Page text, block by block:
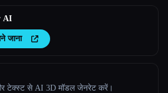
AI
जाना
टेक्स्ट से AI 3D मॉडल जेनरेट करें।